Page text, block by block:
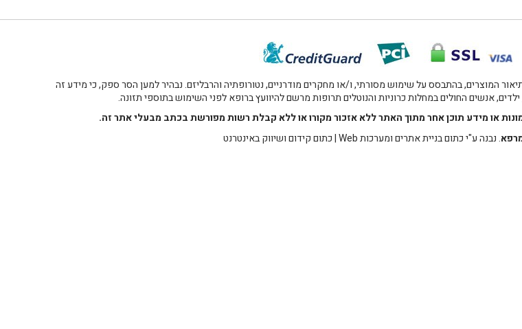
המוצרים, בהתבסס על שימוש מסורתי, ו/או מחקרים מודרניים, נטורופתיה והרבליזם. נבהיר למען הסר ספק, כי מידע זה
אנשים החולים במחלות כרוניות והנוטלים תרופות מרשם להיוועץ ברופא לפני השימוש בתוספי תזונה.
או מידע תוכן אחר מתוך האתר ללא אזכור מקורו או ללא קבלת רשות מפורשת בכתב מבעלי אתר זה.
. נבנה ע"יכתום בניית אתרים ומערכות Web |כתום קידום ושיווק באינטרנט